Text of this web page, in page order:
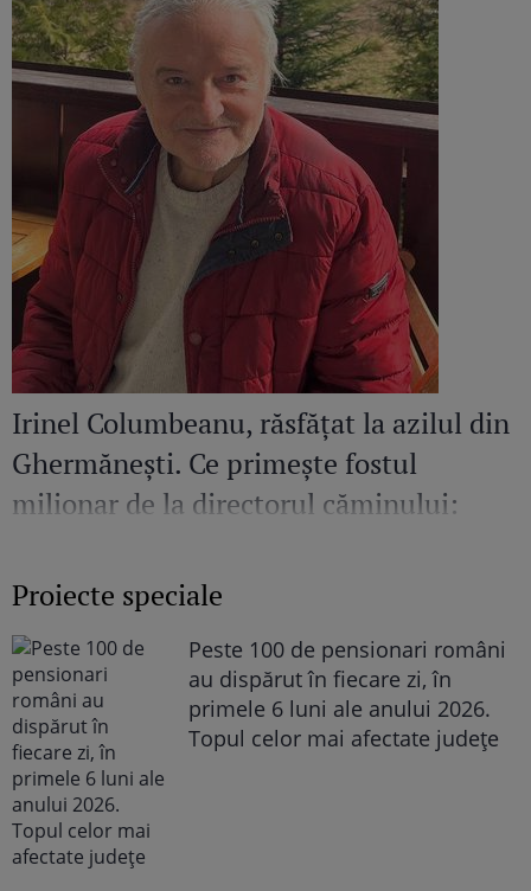
Irinel Columbeanu, răsfățat la azilul din
Ghermănești. Ce primește fostul
milionar de la directorul căminului:
Proiecte speciale
Peste 100 de pensionari români
au dispărut în fiecare zi, în
primele 6 luni ale anului 2026.
Topul celor mai afectate județe